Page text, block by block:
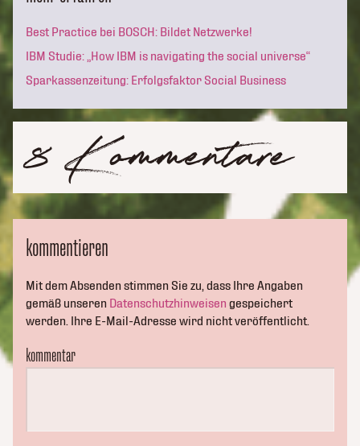
Best Practice bei BOSCH: Bildet Netzwerke!
IBM Studie: „How IBM is navigating the social universe“
Sparkassenzeitung: Erfolgsfaktor Social Business
8 Kommentare
kommentieren
Mit dem Absenden stimmen Sie zu, dass Ihre Angaben
gemäß unseren Datenschutzhinweisen gespeichert
werden. Ihre E-Mail-Adresse wird nicht veröffentlicht.
kommentar